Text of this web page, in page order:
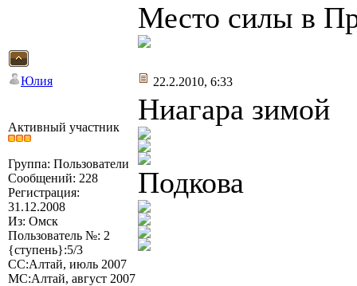
Место силы в
Юлия 22.2.2010, 6:33
Активный участник
Группа: Пользователи
Сообщений: 228
Регистрация:
31.12.2008
Из: Омск
Пользователь №: 2
{ступень}:5/3
СС:Алтай, июль 2007
МС:Алтай, август 2007
Ниагара зимой
Подкова